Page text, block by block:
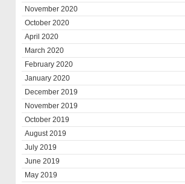
November 2020
October 2020
April 2020
March 2020
February 2020
January 2020
December 2019
November 2019
October 2019
August 2019
July 2019
June 2019
May 2019